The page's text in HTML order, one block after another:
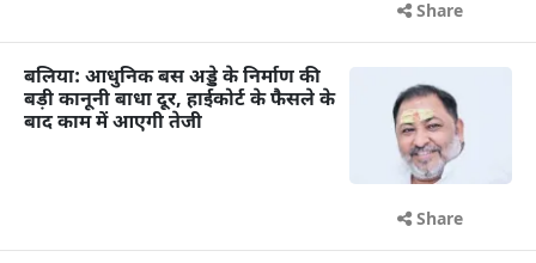
Share
बलिया: आधुनिक बस अड्डे के निर्माण की
बड़ी कानूनी बाधा दूर, हाईकोर्ट के फैसले के
बाद काम में आएगी तेजी
Share